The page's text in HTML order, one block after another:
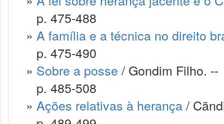
p. 475-488
» A família e a técnica no direito
p. 475-490
» Sobre a posse / Gondim Filho. --
p. 485-508
» Ações relativas à herança/